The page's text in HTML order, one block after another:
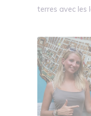
terres avec les